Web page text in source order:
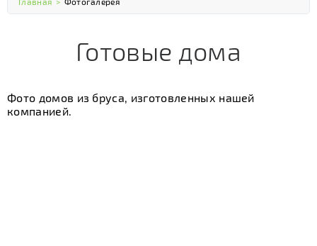
Готовые дома
Фото домов из бруса, изготовленных нашей
компанией.